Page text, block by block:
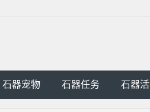
石器宠物 石器任务 石器